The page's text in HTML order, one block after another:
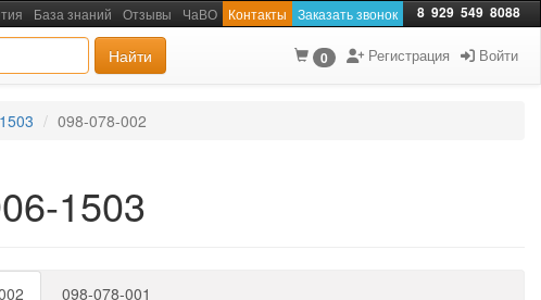
База знаний Отзывы ЧаВО Контакты Заказать звонок 8 929 549 8088
Найти 0 Регистрация Войти
098-078-002
1503
098-078-001